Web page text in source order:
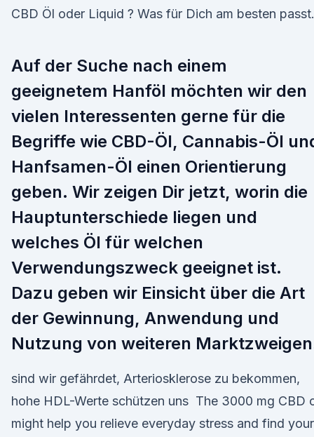
CBD Öl oder Liquid ? Was für Dich am besten passt.
Auf der Suche nach einem
geeignetem Hanföl möchten wir den
vielen Interessenten gerne für die
Begriffe wie CBD-Öl, Cannabis-Öl
Hanfsamen-Öl einen Orientierung
geben. Wir zeigen Dir jetzt, worin die
Hauptunterschiede liegen und
welches Öl für welchen
Verwendungszweck geeignet ist.
Dazu geben wir Einsicht über die Art
der Gewinnung, Anwendung und
Nutzung von weiteren
sind wir gefährdet, Arteriosklerose zu bekommen,
hohe HDL-Werte schützen uns The 3000 mg CBD
might help you relieve everyday stress and find your